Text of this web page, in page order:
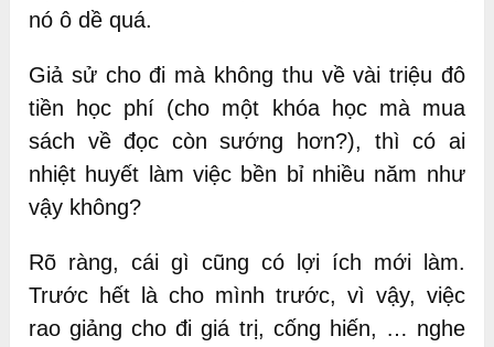
nó ô dề quá.
Giả sử cho đi mà không thu về vài triệu đô
tiền học phí (cho một khóa học mà mua
sách về đọc còn sướng hơn?), thì có ai
nhiệt huyết làm việc bền bỉ nhiều năm như
vậy không?
Rõ ràng, cái gì cũng có lợi ích mới làm.
Trước hết là cho mình trước, vì vậy, việc
rao giảng cho đi giá trị, cống hiến, … nghe